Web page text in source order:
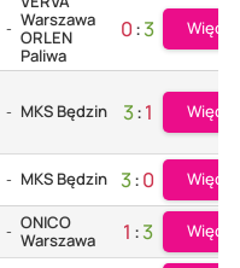
- Warszawa
ORLEN
Paliwa
0:3 Więcej
- MKS Będzin 3:1 Więcej
- MKS Będzin 3:0 Więcej
- ONICO
Warszawa
1 :3 Więcej